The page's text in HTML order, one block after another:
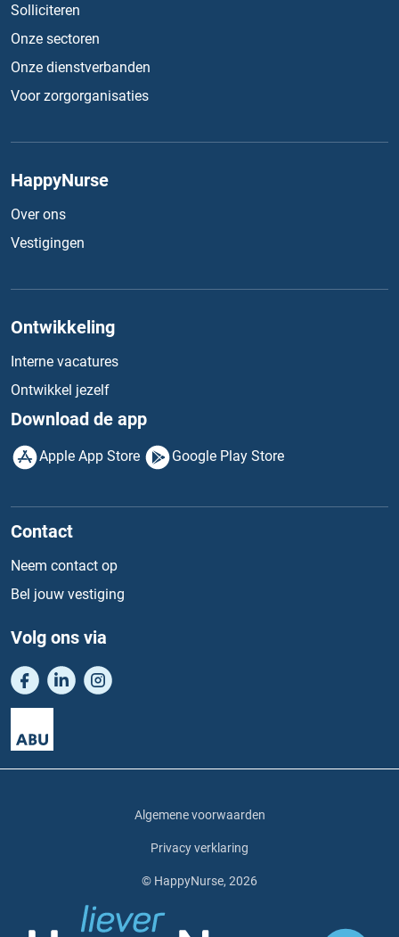
Solliciteren
Onze sectoren
Onze dienstverbanden
Voor zorgorganisaties
HappyNurse
Over ons
Vestigingen
Ontwikkeling
Interne vacatures
Ontwikkel jezelf
Download de app
Apple App Store Google Play Store
Contact
Neem contact op
Bel jouw vestiging
Volg ons via
Algemene voorwaarden
Privacy verklaring
© HappyNurse, 2026